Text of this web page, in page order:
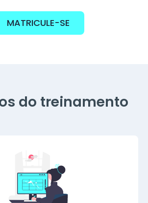
MATRICULE-SE
do treinamento